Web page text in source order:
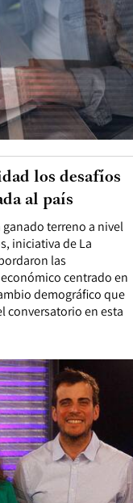
ganado terreno a nivel
iniciativa de La
las
centrado en
demográfico que
conversatorio en esta
los desafíos
al país